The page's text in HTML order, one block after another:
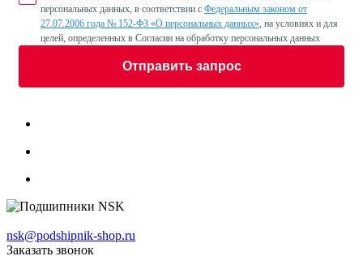
персональных данных, в соответствии с Федеральным законом от
27.07.2006 года № 152-ФЗ «О персональных данных», на условиях и для
целей, определенных в Согласии на обработку персональных данных
Отправить запрос
nsk@podshipnik-shop.ru
Заказать звонок